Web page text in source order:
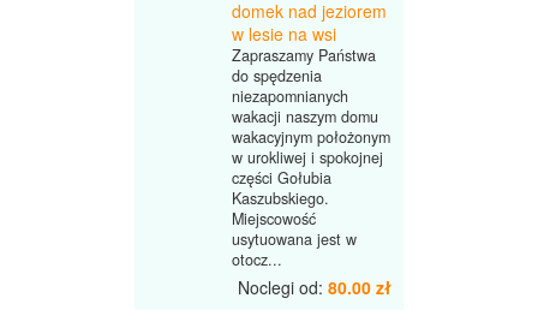
domek nad jeziorem
w lesie na wsi
Zapraszamy Państwa
do spędzenia
niezapomnianych
wakacji naszym domu
wakacyjnym położonym
w urokliwej i spokojnej
części Gołubia
Kaszubskiego.
Miejscowość
usytuowana jest w
otocz...
Noclegi od: 80.00 zł